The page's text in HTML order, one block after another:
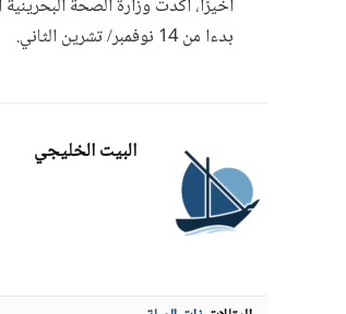
أخيرًا، أكدت وزارة الصحة
بدءا من 14 نوفمبر/ تشرين الثاني.
البيت الخليجي